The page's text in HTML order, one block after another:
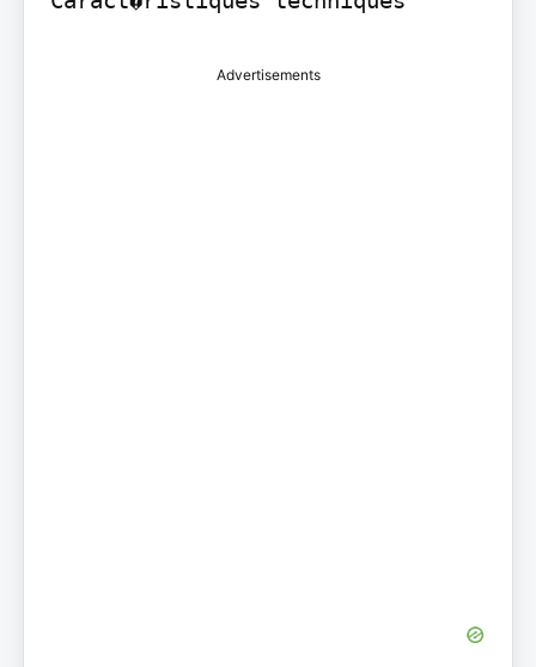
Advertisements